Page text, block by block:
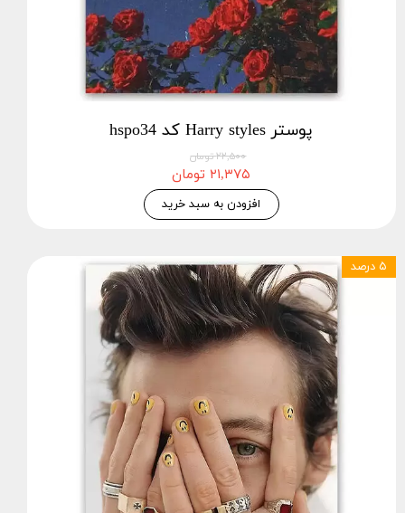
پوستر Harry styles کد hspo34
۲۲,۵۰۰ تومان
۲۱,۳۷۵ تومان
افزودن به سبد خرید
۵ درصد